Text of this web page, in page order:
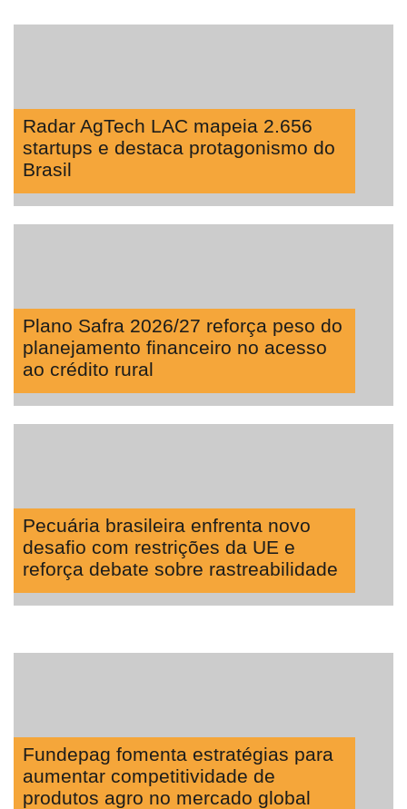
Radar AgTech LAC mapeia 2.656
startups e destaca protagonismo do
Brasil
Plano Safra 2026/27 reforça peso do
planejamento financeiro no acesso
ao crédito rural
Pecuária brasileira enfrenta novo
desafio com restrições da UE e
reforça debate sobre rastreabilidade
Fundepag fomenta estratégias para
aumentar competitividade de
produtos agro no mercado global